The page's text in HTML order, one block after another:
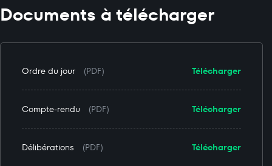
Documents à télécharger
Télécharger
Ordre du jour (PDF)
Télécharger
Compte-rendu (PDF)
Télécharger
Délibérations (PDF)